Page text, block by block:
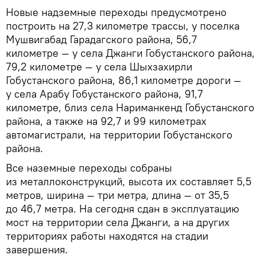
Новые надземные переходы предусмотрено
построить на 27,3 километре трассы, у поселка
Мушвигабад Гарадагского района, 56,7
километре — у села Джанги Гобустанского района,
79,2 километре — у села Шыхзахирли
Гобустанского района, 86,1 километре дороги —
у села Арабу Гобустанского района, 91,7
километре, близ села Нариманкенд Гобустанского
района, а также на 92,7 и 99 километрах
автомагистрали, на территории Гобустанского
района.
Все наземные переходы собраны
из металлоконструкций, высота их составляет 5,5
метров, ширина — три метра, длина — от 35,5
до 46,7 метра. На сегодня сдан в эксплуатацию
мост на территории села Джанги, а на других
территориях работы находятся на стадии
завершения.